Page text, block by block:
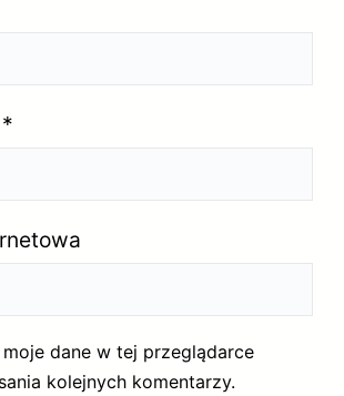
*
dane w tej przeglądarce
kolejnych komentarzy.